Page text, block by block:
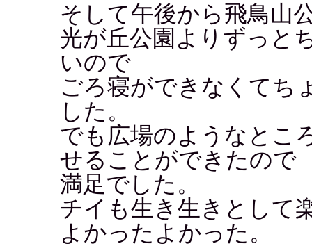
そして午後から飛鳥山
光が丘公園よりずっと
いので
ごろ寝ができなくてち
した。
でも広場のようなとこ
せることができたので
満足でした。
チイも生き生きとして
よかったよかった。